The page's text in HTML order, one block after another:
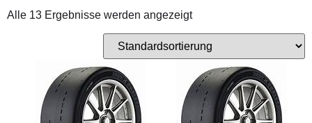
Alle 13 Ergebnisse werden angezeigt